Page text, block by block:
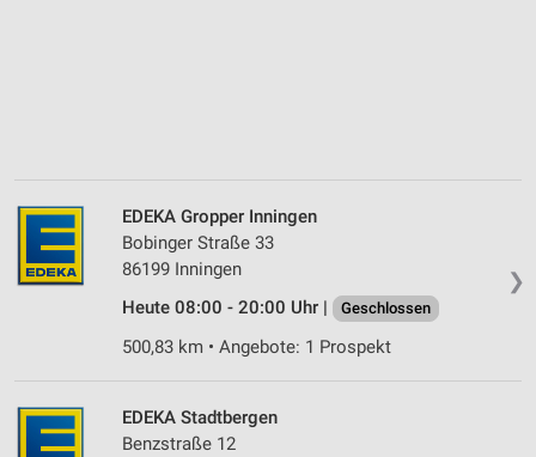
❯
EDEKA Gropper Inningen
Bobinger Straße 33
86199 Inningen
Heute 08:00 - 20:00 Uhr |
Geschlossen
500,83 km • Angebote: 1 Prospekt
EDEKA Stadtbergen
Benzstraße 12